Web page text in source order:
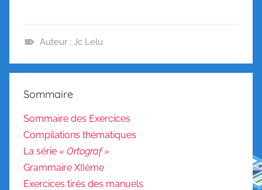
r
,
O
r
a
l
Auteur : Jc Lelu
Sommaire
Sommaire des Exercices
Compilations thématiques
La série « Ortograf »
Grammaire XIIème
Exercices tirés des manuels